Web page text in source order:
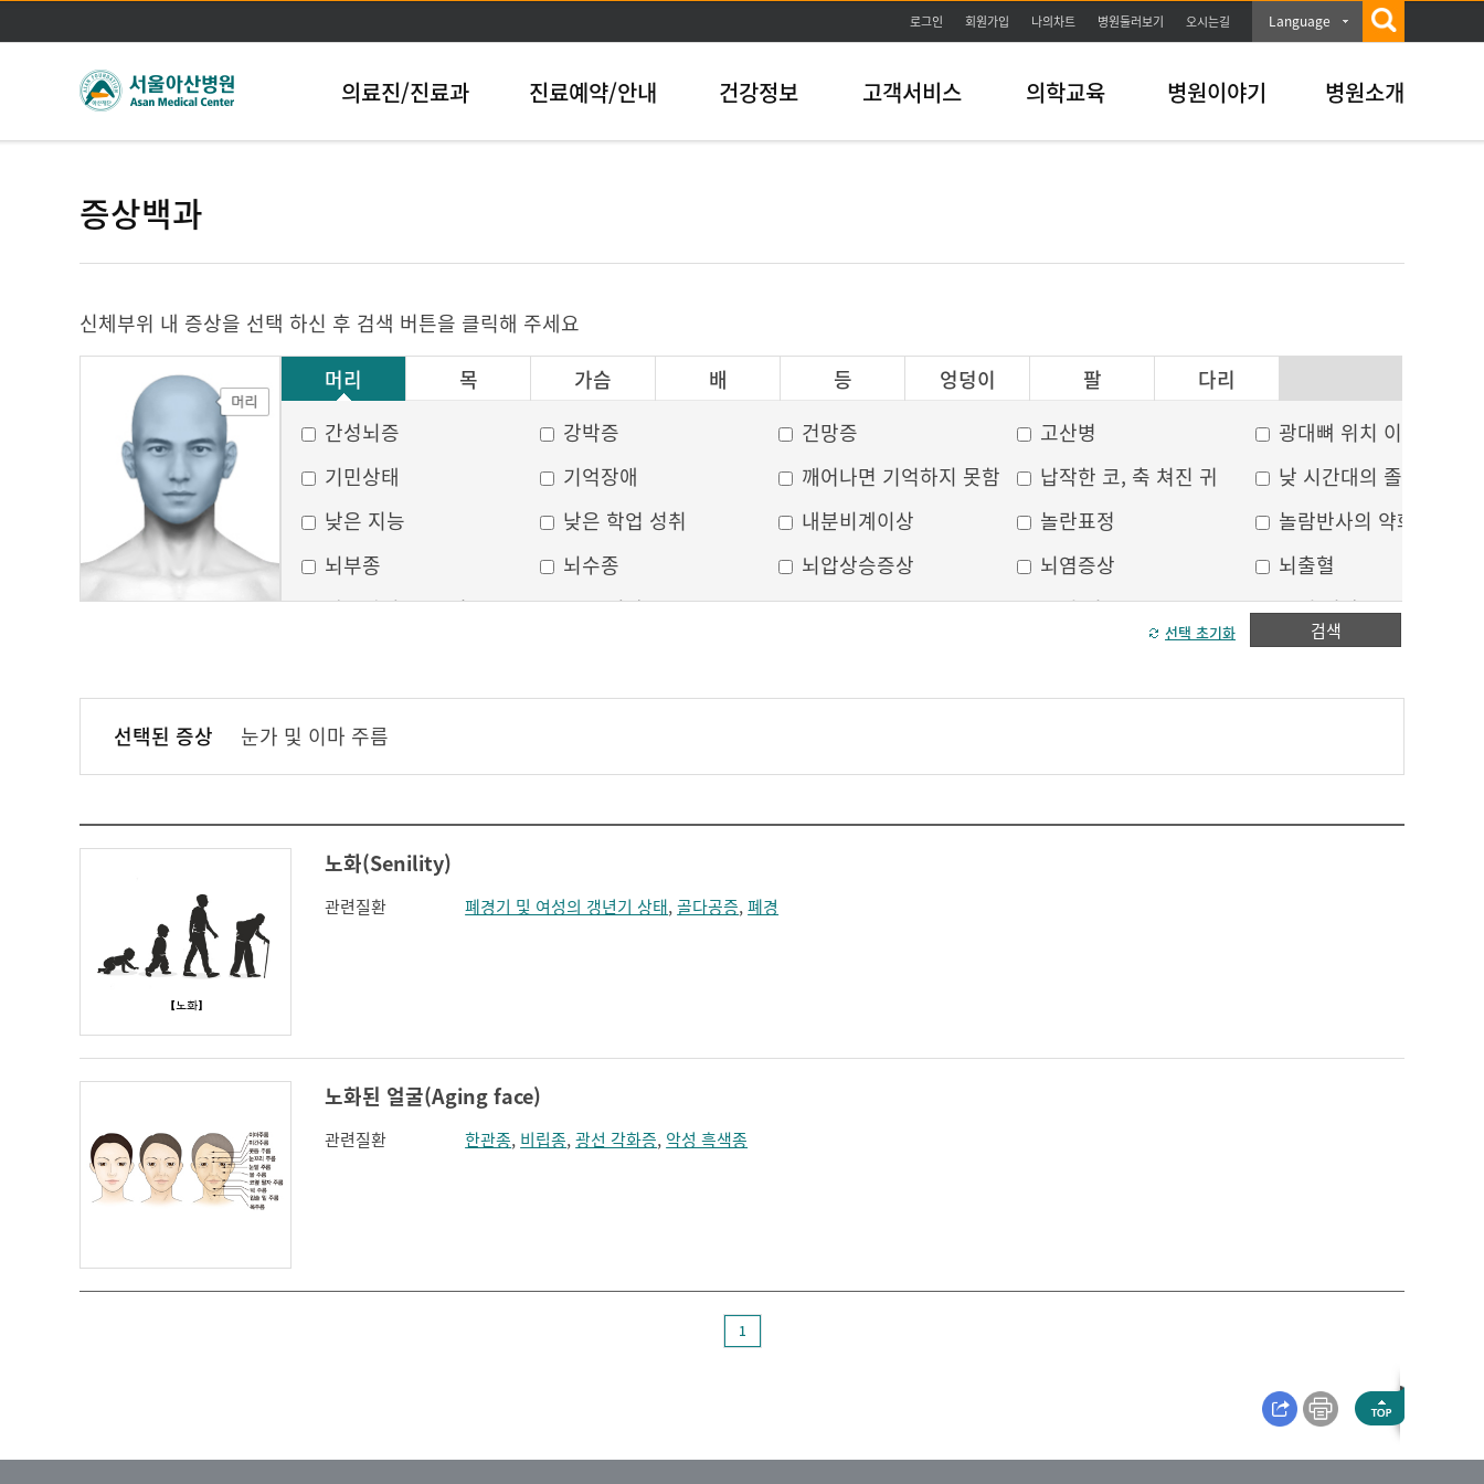
본문바로가기
로그인 회원가입 나의차트 병원둘러보기 오시는길 Language
의료진/진료과 진료예약/안내 건강정보 고객서비스 의학교육 병원이야기 병원소개
증상백과
신체부위 내 증상을 선택 하신 후 검색 버튼을 클릭해 주세요
머리
목 가슴 배 등 엉덩이 팔
다리
그 외
간성뇌증 강박증 건망증 고산병
광대뼈 위치 이상
기민상태
기억장애 깨어나면 기억하지 못함 납작한 코, 축 쳐진 귀
낮 시간대의 졸음
낮은 지능
낮은 학업 성취 내분비계이상 놀란표정
놀람반사의 약화
뇌부종
뇌수종 뇌압상승증상 뇌염증상
뇌출혈
달모양의 둥근 얼굴
두부 외상 두통 두피 건조
두피 열상
모발이 거침
무균성 뇌막염
무의식 박동성 통증 방향감각 상실
볼, 눈주위 움푹 꺼짐
볼이 처짐
안면홍조
어지러움 언어장애 얼굴 중심선이 안맞음
얼굴 한쪽의 반점
얼굴모양변화
얼굴이 밋밋함
얼굴이 화끈거림
코 옆과 입꼬리 주름
콧등이 넓어짐 턱끝이 커보임 턱의 통증
편두통
하악전돌
검색
선택 초기화
선택된 증상 눈가 및 이마 주름
노화(Senility)
관련질환 폐경기 및 여성의 갱년기 상태,골다공증,폐경
노화된 얼굴(Aging face)
관련질환 한관종, 비립종,광선 각화증, 악성 흑색종
1